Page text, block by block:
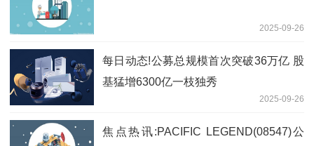
2025-09-26
每日动态!公募总规模首次突破36万亿 股
基猛增6300亿一枝独秀
2025-09-26
焦点热讯:PACIFIC LEGEND(08547)公